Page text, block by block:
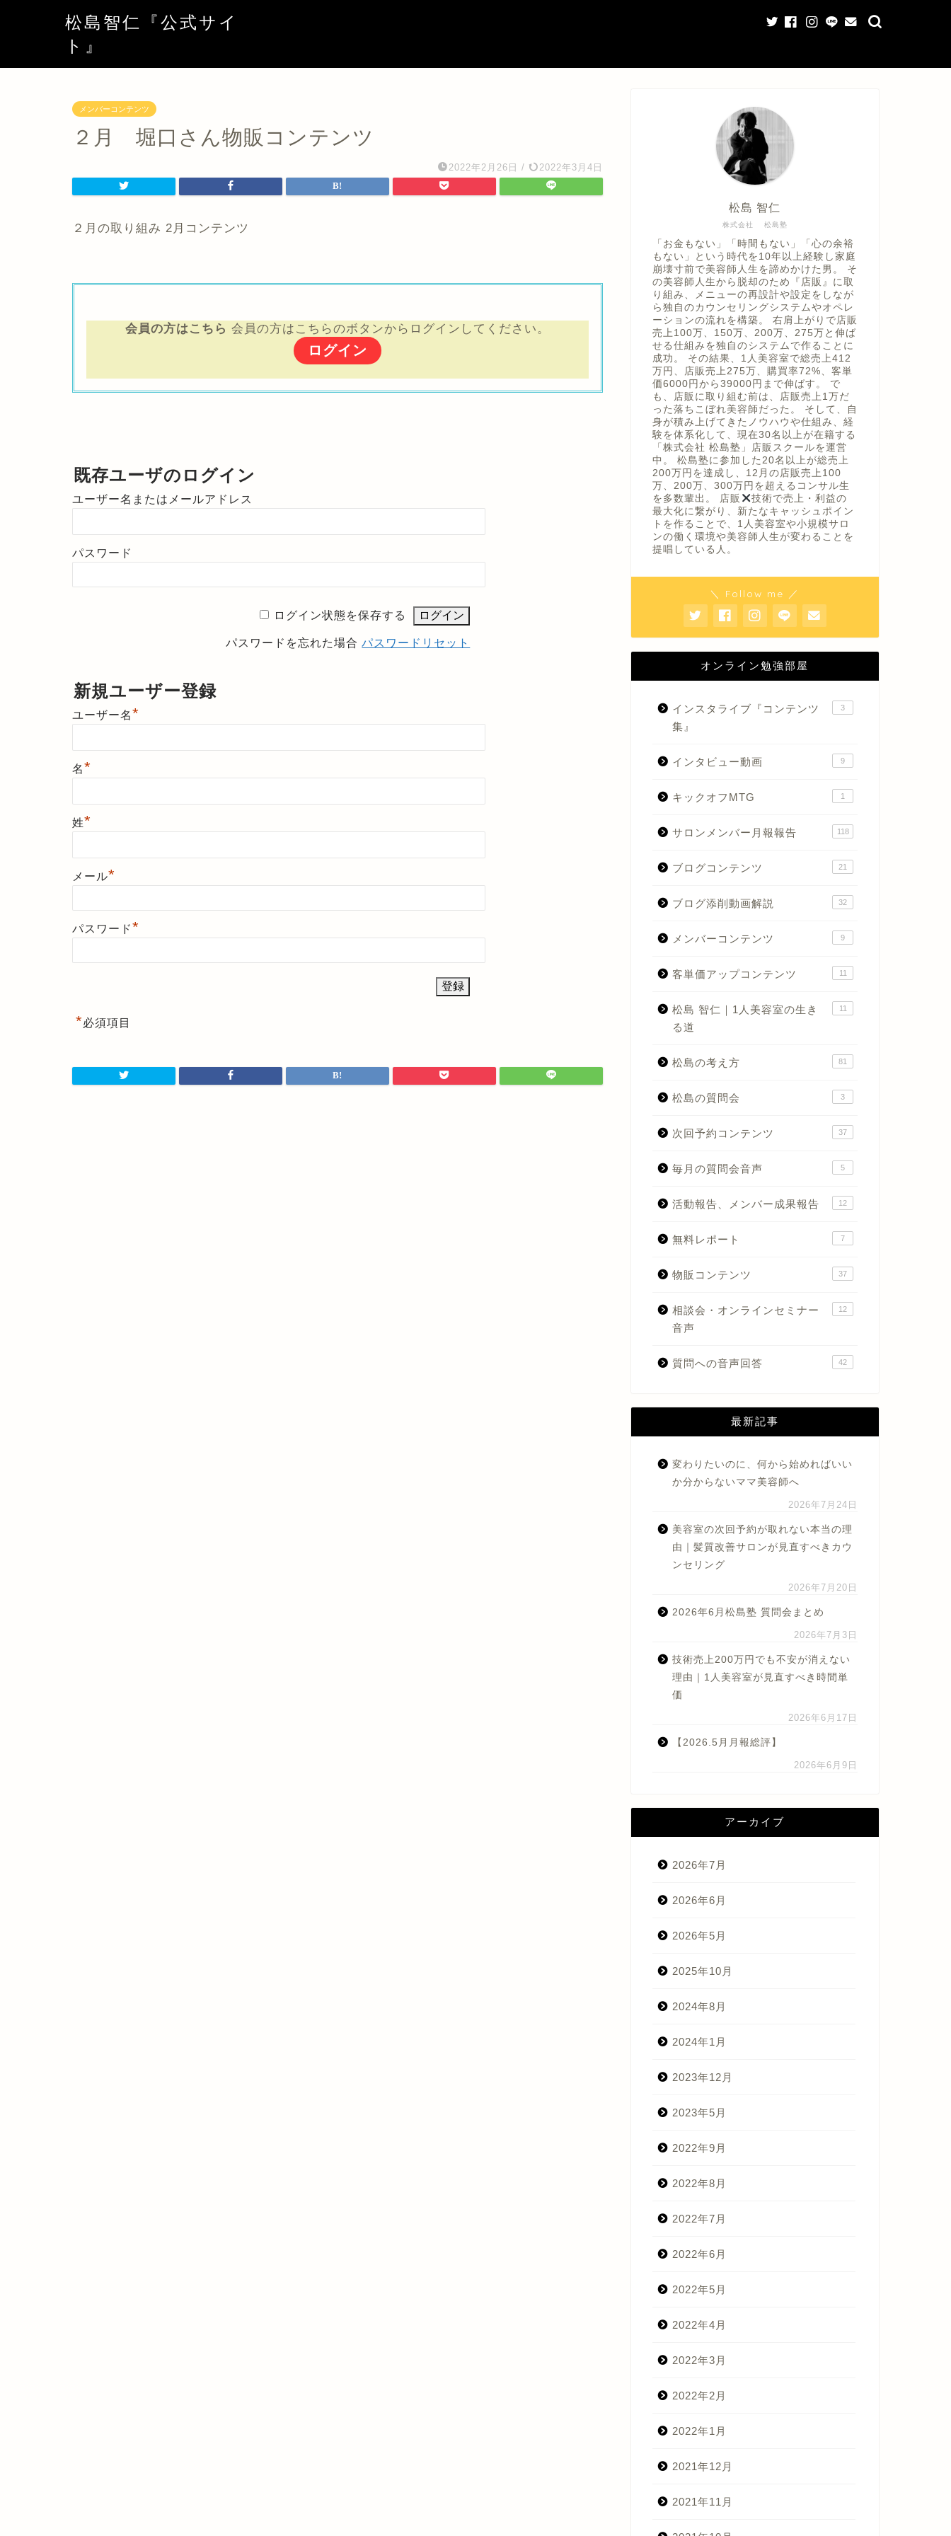
松島智仁『公式サイ
ト』
メンバーコンテンツ
２月 堀口さん物販コンテンツ
2022年2月26日 / 2022年3月4日
２月の取り組み 2月コンテンツ
会員の方はこちら 会員の方はこちらのボタンからログインしてください。
ログイン
既存ユーザのログイン
ユーザー名またはメールアドレス
パスワード
ログイン状態を保存する
パスワードを忘れた場合パスワードリセット
新規ユーザー登録
ユーザー名*
名*
姓*
メール*
パスワード*
*必須項目
株式会社 松島塾
松島 智仁
「お金もない」「時間もない」「心の余裕
もない」という時代を10年以上経験し家庭
崩壊寸前で美容師人生を諦めかけた男。 そ
の美容師人生から脱却のため『店販』に取
り組み、メニューの再設計や設定をしなが
ら独自のカウンセリングシステムやオペレ
ーションの流れを構築。 右肩上がりで店販
売上100万、150万、200万、275万と伸ば
せる仕組みを独自のシステムで作ることに
成功。 その結果、1人美容室で総売上412
万円、店販売上275万、購買率72%、客単
価6000円から39000円まで伸ばす。 で
も、店販に取り組む前は、店販売上1万だ
った落ちこぼれ美容師だった。 そして、自
身が積み上げてきたノウハウや仕組み、経
験を体系化して、現在30名以上が在籍する
「株式会社 松島塾」店販スクールを運営
中。 松島塾に参加した20名以上が総売上
200万円を達成し、12月の店販売上100
万、200万、300万円を超えるコンサル生
を多数輩出。 店販
技術で売上・利益の
最大化に繋がり、新たなキャッシュポイン
トを作ることで、1人美容室や小規模サロ
ンの働く環境や美容師人生が変わることを
提唱している人。
＼ Follow me ／
オンライン勉強部屋
インスタライブ『コンテンツ
集』
3
インタビュー動画 9
キックオフMTG 1
サロンメンバー月報報告 118
ブログコンテンツ 21
ブログ添削動画解説 32
メンバーコンテンツ 9
客単価アップコンテンツ 11
松島 智仁｜1人美容室の生き
る道
11
松島の考え方 81
松島の質問会 3
次回予約コンテンツ 37
毎月の質問会音声 5
活動報告、メンバー成果報告 12
無料レポート 7
物販コンテンツ 37
相談会・オンラインセミナー
音声
12
質問への音声回答 42
最新記事
変わりたいのに、何から始めればいい
か分からないママ美容師へ
2026年7月24日
美容室の次回予約が取れない本当の理
由｜髪質改善サロンが見直すべきカウ
ンセリング
2026年7月20日
2026年6月松島塾 質問会まとめ
2026年7月3日
技術売上200万円でも不安が消えない
理由｜1人美容室が見直すべき時間単
価
2026年6月17日
【2026.5月月報総評】
2026年6月9日
アーカイブ
2026年7月
2026年6月
2026年5月
2025年10月
2024年8月
2024年1月
2023年12月
2023年5月
2022年9月
2022年8月
2022年7月
2022年6月
2022年5月
2022年4月
2022年3月
2022年2月
2022年1月
2021年12月
2021年11月